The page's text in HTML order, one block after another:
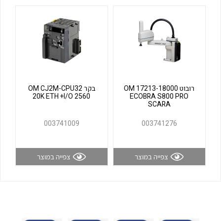
לכל מוצרי היצרן לכל מוצרי היצרן
רובוט OM 17213-18000
ECOBRA S800 PRO
SCARA
003741276
צפייה במוצר
בקר OM CJ2M-CPU32
20K ETH +I/O 2560
003741009
צפייה במוצר